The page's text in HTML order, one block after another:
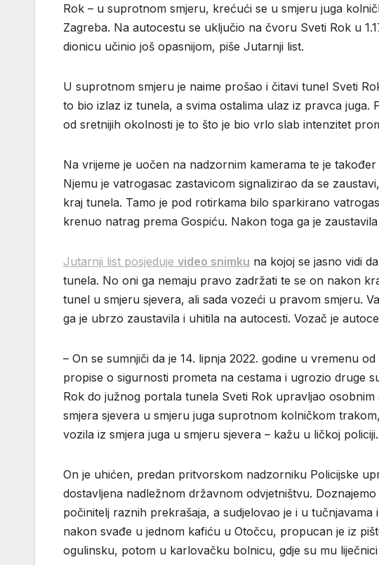
Rok – u suprotnom smjeru, krećući se u smjeru juga
Zagreba. Na autocestu se uključio na čvoru Sveti Rok u
dionicu učinio još opasnijom, piše Jutarnji list.
U suprotnom smjeru je naime prošao i čitavi tunel Sveti
to bio izlaz iz tunela, a svima ostalima ulaz iz pravca juga.
od sretnijih okolnosti je to što je bio vrlo slab intenzitet
Na vrijeme je uočen na nadzornim kamerama te je
Njemu je vatrogasac zastavicom signalizirao da se
kraj tunela. Tamo je pod rotirkama bilo sparkirano
krenuo natrag prema Gospiću. Nakon toga ga je
Jutarnji list posjeduje video snimku na kojoj se jasno vidi
tunela. No oni ga nemaju pravo zadržati te se on nakon
tunel u smjeru sjevera, ali sada vozeći u pravom smjeru.
ga je ubrzo zaustavila i uhitila na autocesti. Vozač je
– On se sumnjiči da je 14. lipnja 2022. godine u vremenu
propise o sigurnosti prometa na cestama i ugrozio druge
Rok do južnog portala tunela Sveti Rok upravljao
smjera sjevera u smjeru juga suprotnom kolničkom
vozila iz smjera juga u smjeru sjevera – kažu u ličkoj policiji.
On je uhićen, predan pritvorskom nadzorniku Policijske
dostavljena nadležnom državnom odvjetništvu.
počinitelj raznih prekrašaja, a sudjelovao je i u
nakon svađe u jednom kafiću u Otočcu, propucan je iz
ogulinsku, potom u karlovačku bolnicu, gdje su mu